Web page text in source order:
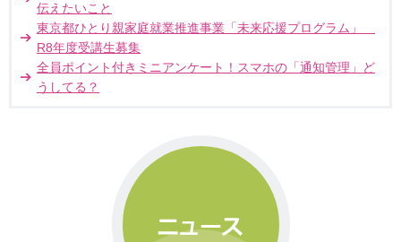
伝えたいこと
東京都ひとり親家庭就業推進事業「未来応援プログラム」
R8年度受講生募集
全員ポイント付きミニアンケート！スマホの「通知管理」ど
うしてる？